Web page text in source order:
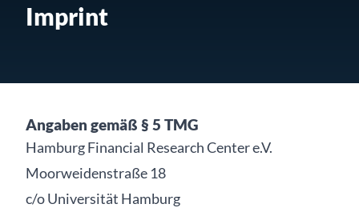
Imprint
Angaben gemäß § 5 TMG
Hamburg Financial Research Center e.V.
Moorweidenstraße 18
c/o Universität Hamburg